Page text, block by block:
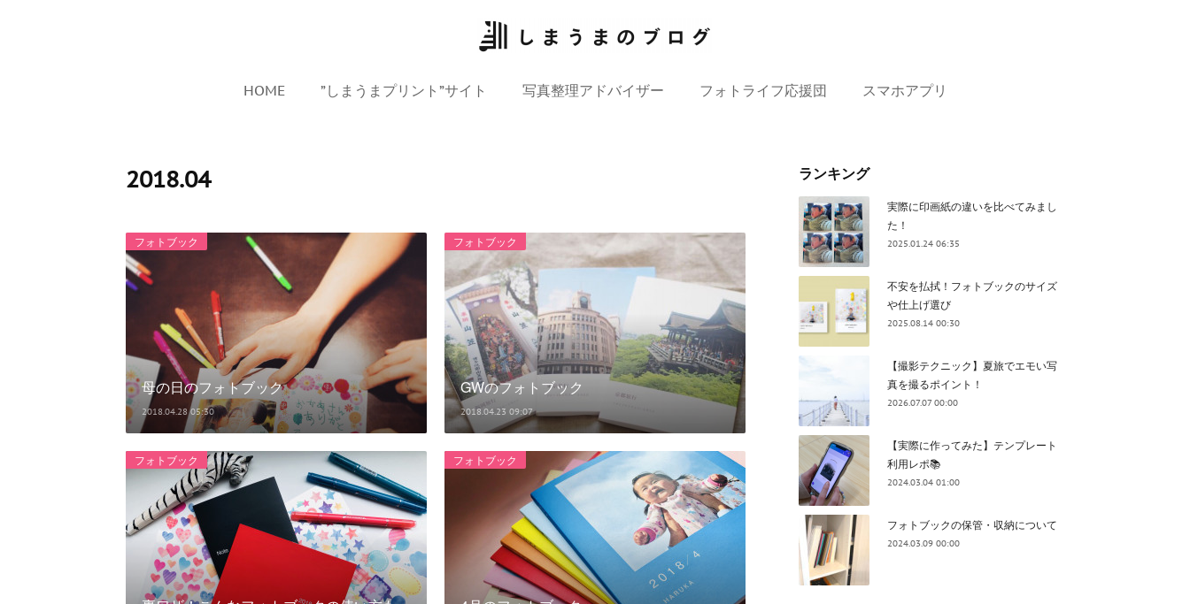
HOME ”しまうまプリント”サイト 写真整理アドバイザー フォトライフ応援団 スマホアプリ
2018.04
フォトブック
母の日のフォトブック
2018.04.28 05:30
フォトブック
GWのフォトブック
2018.04.23 09:07
フォトブック フォトブック
ランキング
実際に印画紙の違いを比べてみまし
た！
2025.01.24 06:35
不安を払拭！フォトブックのサイズ
や仕上げ選び
2025.08.14 00:30
【撮影テクニック】夏旅でエモい写
真を撮るポイント！
2026.07.07 00:00
【実際に作ってみた】テンプレート
利用レポ📚
2024.03.04 01:00
フォトブックの保管・収納について
2024.03.09 00:00